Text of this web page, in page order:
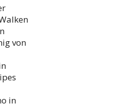
von
in